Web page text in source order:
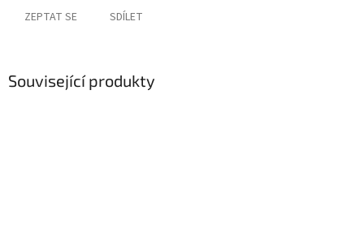
ZEPTAT SE SDÍLET
Související produkty